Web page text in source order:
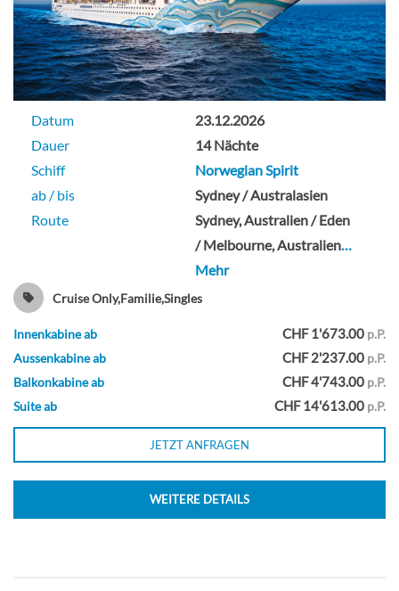
Meerblickkabine (Sicht eingeschränkt)-
[OX]
Deck 04
Aussenkabine
Owner’s Suite mit Hauptschlafzimmer
und Balkon, Heck-[SB]
Deck 09
Suite
Datum
23.12.2026
Dauer
14 Nächte
Schiff
Norwegian Spirit
ab / bis
Sydney / Australasien
Route
Sydney, Australien / Eden
/ Melbourne, Australien…
Mehr
Cruise Only,Familie,Singles
Innenkabine ab CHF 1'673.00 p.P.
Aussenkabine ab
CHF 2'237.00 p.P.
Balkonkabine ab
CHF 4'743.00 p.P.
Suite ab
CHF 14'613.00 p.P.
JETZT ANFRAGEN
WEITERE DETAILS